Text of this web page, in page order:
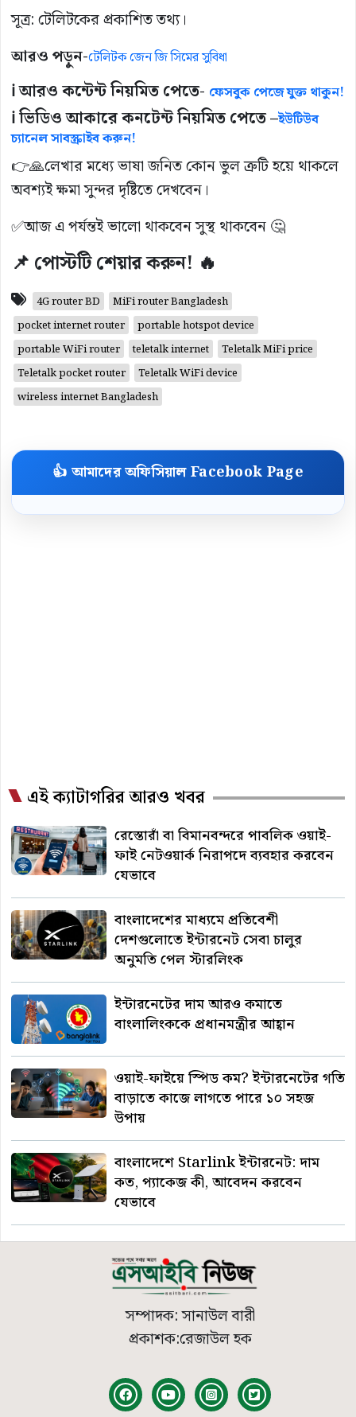
সূত্র: টেলিটকের প্রকাশিত তথ্য।
আরও পড়ুন-টেলিটক জেন জি সিমের সুবিধা
ℹ️ আরও কন্টেন্ট নিয়মিত পেতে- ফেসবুক পেজে যুক্ত থাকুন!
ℹ️ ভিডিও আকারে কনটেন্ট নিয়মিত পেতে –ইউটিউব
চ্যানেল সাবস্ক্রাইব করুন!
👉🙏লেখার মধ্যে ভাষা জনিত কোন ভুল ত্রুটি হয়ে থাকলে
অবশ্যই ক্ষমা সুন্দর দৃষ্টিতে দেখবেন।
✅আজ এ পর্যন্তই ভালো থাকবেন সুস্থ থাকবেন 🤔
📌 পোস্টটি শেয়ার করুন! 🔥
4G router BD
MiFi router Bangladesh
pocket internet router
portable hotspot device
portable WiFi router
teletalk internet
Teletalk MiFi price
Teletalk pocket router
Teletalk WiFi device
wireless internet Bangladesh
👍 আমাদের অফিসিয়াল Facebook Page
এই ক্যাটাগরির আরও খবর
রেস্তোরাঁ বা বিমানবন্দরে পাবলিক ওয়াই-
ফাই নেটওয়ার্ক নিরাপদে ব্যবহার করবেন
যেভাবে
বাংলাদেশের মাধ্যমে প্রতিবেশী
দেশগুলোতে ইন্টারনেট সেবা চালুর
অনুমতি পেল স্টারলিংক
ইন্টারনেটের দাম আরও কমাতে
বাংলালিংককে প্রধানমন্ত্রীর আহ্বান
ওয়াই-ফাইয়ে স্পিড কম? ইন্টারনেটের গতি
বাড়াতে কাজে লাগতে পারে ১০ সহজ
উপায়
বাংলাদেশে Starlink ইন্টারনেট: দাম
কত, প্যাকেজ কী, আবেদন করবেন
যেভাবে
সম্পাদক: সানাউল বারী
প্রকাশক:রেজাউল হক